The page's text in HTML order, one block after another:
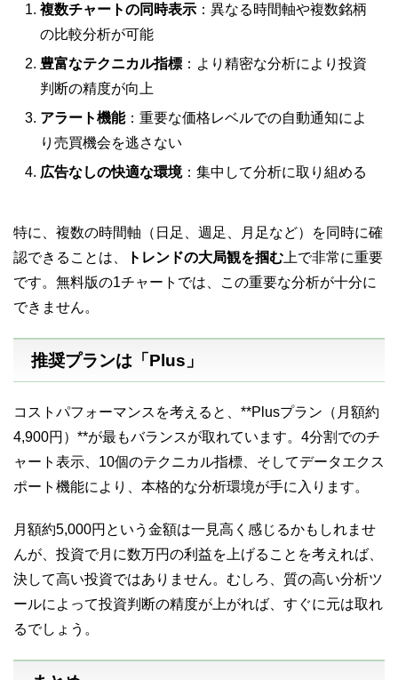
複数チャートの同時表示 ：異なる時間軸や複数銘柄
の比較分析が可能
豊富なテクニカル指標 ：より精密な分析により投資
判断の精度が向上
アラート機能：重要な価格レベルでの自動通知によ
り売買機会を逃さない
広告なしの快適な環境：集中して分析に取り組める
特に、複数の時間軸（日足、週足、月足など）を同時に確
認できることは、
トレンドの大局観を掴む 上で非常に重要
です。無料版の1チャートでは、この重要な分析が十分に
できません。
推奨プランは「Plus」
コストパフォーマンスを考えると、**Plusプラン（月額約
4,900円）**が最もバランスが取れています。4分割でのチ
ャート表示、10個のテクニカル指標、そしてデータエクス
ポート機能により、本格的な分析環境が手に入ります。
月額約5,000円という金額は一見高く感じるかもしれませ
んが、投資で月に数万円の利益を上げることを考えれば、
決して高い投資ではありません。むしろ、質の高い分析ツ
ールによって投資判断の精度が上がれば、すぐに元は取れ
るでしょう。